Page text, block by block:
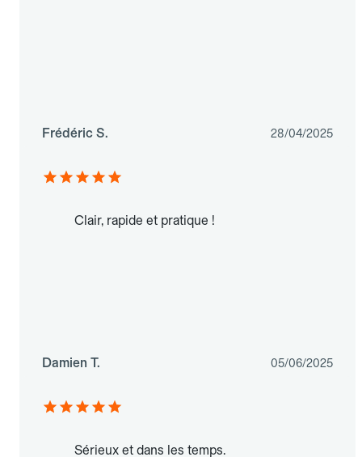
Frédéric S. 28/04/2025
Clair, rapide et pratique !
Damien T. 05/06/2025
Sérieux et dans les temps.